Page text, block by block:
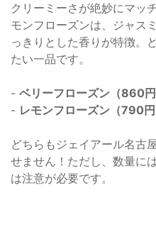
クリーミーさが絶妙にマッ
モンフローズンは、ジャス
っきりとした香りが特徴。
たい一品です。
- ベリーフローズン（860円
- レモンフローズン（790円
どちらもジェイアール名古
せません！ただし、数量に
は注意が必要です。